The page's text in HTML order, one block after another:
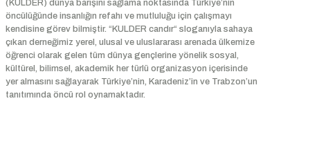
(KULDER) dünya barışını sağlama noktasında Türkiye’nin
öncülüğünde insanlığın refahı ve mutluluğu için çalışmayı
kendisine görev bilmiştir. “KULDER candır“ sloganıyla sahaya
çıkan derneğimiz yerel, ulusal ve uluslararası arenada ülkemize
öğrenci olarak gelen tüm dünya gençlerine yönelik sosyal,
kültürel, bilimsel, akademik her türlü organizasyon içerisinde
yer almasını sağlayarak Türkiye’nin, Karadeniz’in ve Trabzon’un
tanıtımında öncü rol oynamaktadır.